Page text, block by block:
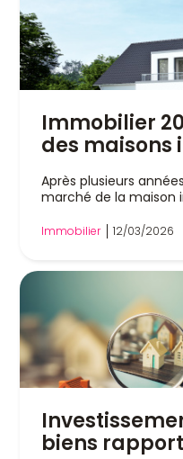
Immobilier
des maisons
Après plusieurs
marché de la maison
Immobilier 12/03/2026
biens